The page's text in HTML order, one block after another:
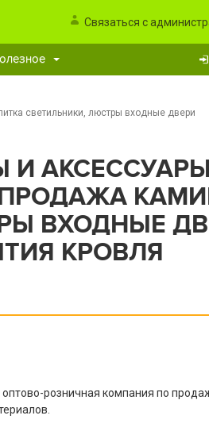
Связаться с
светильники, люстры входные двери
И АКСЕССУАРЫ
ПРОДАЖА
ВХОДНЫЕ
КРОВЛЯ
розничная компания по